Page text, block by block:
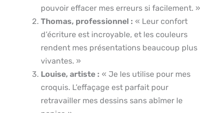
pouvoir effacer mes erreurs si facilement. »
Thomas, professionnel : « Leur confort
d’écriture est incroyable, et les couleurs
rendent mes présentations beaucoup plus
vivantes. »
Louise, artiste : « Je les utilise pour mes
croquis. L’effaçage est parfait pour
retravailler mes dessins sans abîmer le